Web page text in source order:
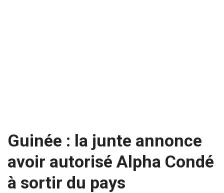
Guinée : la junte annonce
avoir autorisé Alpha Condé
à sortir du pays